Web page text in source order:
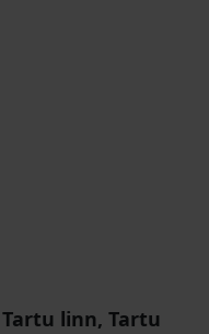
linn, Tartu